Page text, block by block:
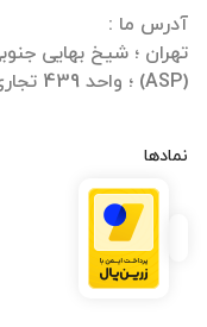
تهران ؛ شیخ بهایی
(ASP) ؛ واحد 439 تجاری
نمادها